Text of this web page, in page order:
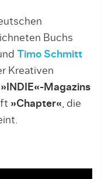
Buchs
Timo Schmitt
Kreativen
Magazins
»Chapter«, die